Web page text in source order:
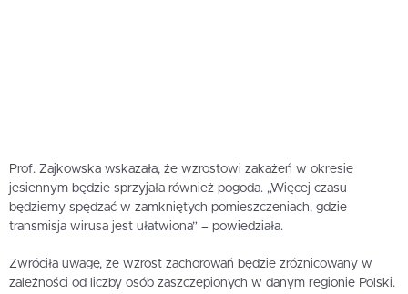
Prof. Zajkowska wskazała, że wzrostowi zakażeń w okresie
jesiennym będzie sprzyjała również pogoda. „Więcej czasu
będziemy spędzać w zamkniętych pomieszczeniach, gdzie
transmisja wirusa jest ułatwiona” – powiedziała.
Zwróciła uwagę, że wzrost zachorowań będzie zróżnicowany w
zależności od liczby osób zaszczepionych w danym regionie Polski.